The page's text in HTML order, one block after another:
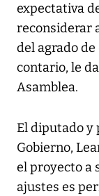
expectativa
reconsiderar
del agrado
contario, le
Asamblea.
El diputado y
Gobierno,
el proyecto a
ajustes es